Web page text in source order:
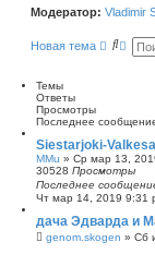
Модератор: Vladimir
Новая тема
П Р
е
н
ы
й
п
о
с
к
Темы
Ответы
Просмотры
Последнее
Siestarjoki-
MMu » Ср мар 13,
30528 Просмотры
Последнее
Чт мар 14, 2019 9:31
дача Эдварда и
genom.skogen » Сб